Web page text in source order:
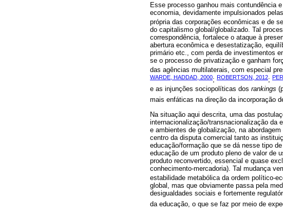
Esse processo ganhou mais contundência
economia, devidamente impulsionados
própria das corporações econômicas e de
do capitalismo global/globalizado. Tal
correspondência, fortalece o ataque à
abertura econômica e desestatização,
primário etc., com perda de investimentos
se o processo de privatização e ganham
das agências multilaterais, com especial
WARDE, HADDAD, 2000; ROBERTSON, 2012;
e as injunções sociopolíticas dos rankings
mais enfáticas na direção da incorporação
Na situação aqui descrita, uma das
internacionalização/transnacionalização da
e ambientes de globalização, na
centro da disputa comercial tanto as
educação/formação que se dá nesse tipo
educação de um produto pleno de valor de
produto reconvertido, essencial e quase
conhecimento-mercadoria). Tal mudança
estabilidade metabólica da ordem político-
global, mas que obviamente passa pela
desigualdades sociais e fortemente
da educação, o que se faz por meio de